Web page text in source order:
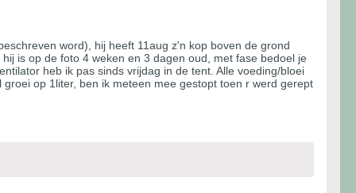
word), hij heeft 11aug z'n kop boven de grond
is op de foto 4 weken en 3 dagen oud, met fase bedoel je
heb ik pas sinds vrijdag in de tent. Alle voeding/bloei
op 1liter, ben ik meteen mee gestopt toen r werd gerept